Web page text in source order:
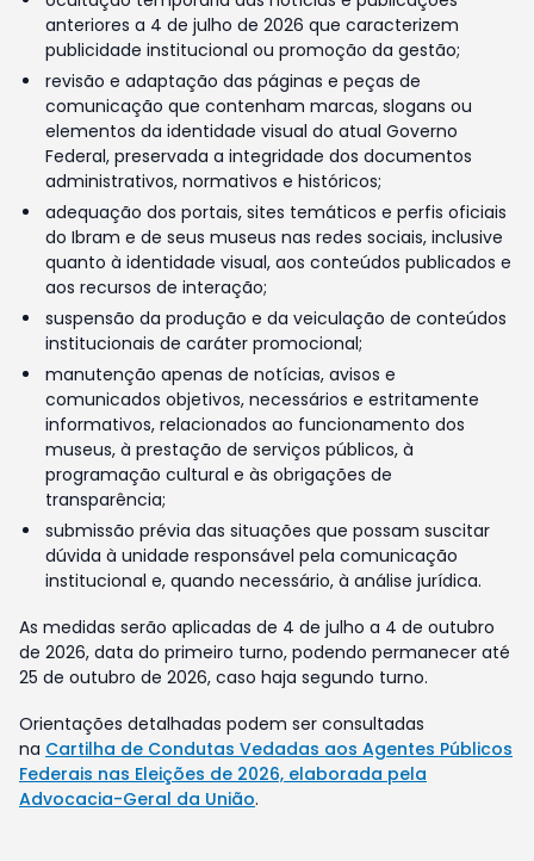
anteriores a 4 de julho de 2026 que caracterizem
publicidade institucional ou promoção da gestão;
revisão e adaptação das páginas e peças de
comunicação que contenham marcas, slogans ou
elementos da identidade visual do atual Governo
Federal, preservada a integridade dos documentos
administrativos, normativos e históricos;
adequação dos portais, sites temáticos e perfis oficiais
do Ibram e de seus museus nas redes sociais, inclusive
quanto à identidade visual, aos conteúdos publicados e
aos recursos de interação;
suspensão da produção e da veiculação de conteúdos
institucionais de caráter promocional;
manutenção apenas de notícias, avisos e
comunicados objetivos, necessários e estritamente
informativos, relacionados ao funcionamento dos
museus, à prestação de serviços públicos, à
programação cultural e às obrigações de
transparência;
submissão prévia das situações que possam suscitar
dúvida à unidade responsável pela comunicação
institucional e, quando necessário, à análise jurídica.
As medidas serão aplicadas de 4 de julho a 4 de outubro
de 2026, data do primeiro turno, podendo permanecer até
25 de outubro de 2026, caso haja segundo turno.
Orientações detalhadas podem ser consultadas
na Cartilha de Condutas Vedadas aos Agentes Públicos
Federais nas Eleições de 2026, elaborada pela
Advocacia-Geral da União.